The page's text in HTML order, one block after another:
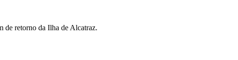
de retorno da Ilha de Alcatraz.